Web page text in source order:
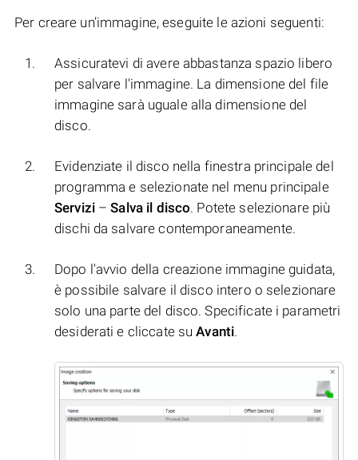
Per creare un’immagine, eseguite le azioni seguenti:
Assicuratevi di avere abbastanza spazio libero
per salvare l'immagine. La dimensione del file
immagine sarà uguale alla dimensione del
disco.
Evidenziate il disco nella finestra principale del
programma e selezionate nel menu principale
Servizi–Salva il disco. Potete selezionare più
dischi da salvare contemporaneamente.
Dopo l'avvio della creazione immagine guidata,
è possibile salvare il disco intero o selezionare
solo una parte del disco. Specificate i parametri
desiderati e cliccate suAvanti.